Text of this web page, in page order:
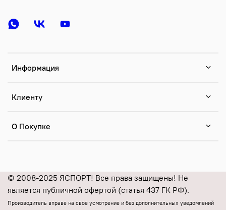
Информация
Клиенту
О Покупке
© 2008-2025 ЯСПОРТ! Все права защищены! Не
является публичной офертой (статья 437 ГК РФ).
Производитель вправе на свое усмотрение и без дополнительных уведомлений